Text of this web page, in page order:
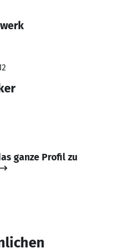
ganze Profil zu